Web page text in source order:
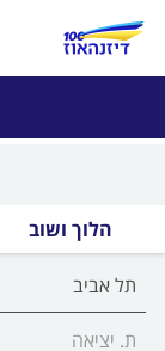
הלוך ושוב